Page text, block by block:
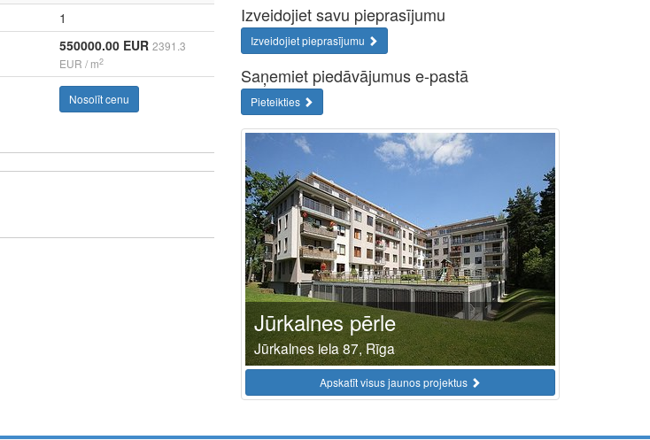
1
550000.00 EUR 2391.3
EUR / m2
Nosolīt cenu
Izveidojiet savu pieprasījumu
Izveidojiet pieprasījumu
Saņemiet piedāvājumus e-pastā
Pieteikties
Jūrkalnes pērle
Jūrkalnes iela 87, Rīga
Apskatīt visus jaunos projektus